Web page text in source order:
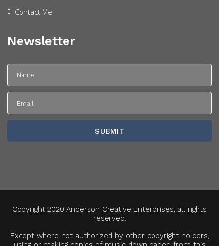
Contact Me
Newsletter
Copyright 2020 Anderson Creative Enterprises, all rights
reserved.
Except where not authorized by other copyright holders,